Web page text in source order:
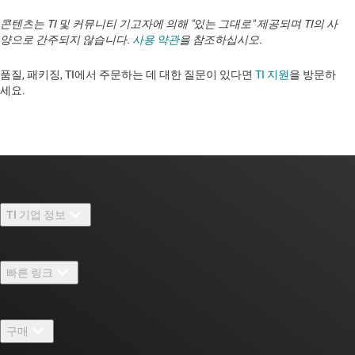
콘텐츠는 TI 및 커뮤니티 기고자에 의해 "있는 그대로" 제공되며 TI의 사
양으로 간주되지 않습니다. 사용 약관을 참조하십시오.
품질, 패키징, TI에서 주문하는 데 대한 질문이 있다면 TI 지원을 방문하
세요. ​​​​​​​​​​​​​​
TI 기업 정보
채용
뉴스룸
빠른 링크
TI E2E™ 설계 지원 포럼
구매